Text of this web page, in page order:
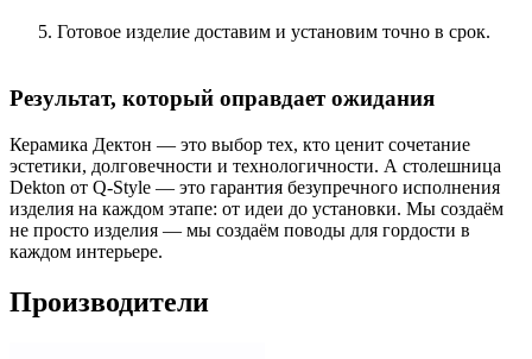
Готовое изделие доставим и установим точно в срок.
Результат, который оправдает ожидания
Керамика Дектон — это выбор тех, кто ценит сочетание
эстетики, долговечности и технологичности. А столешница
Dekton от Q-Style — это гарантия безупречного исполнения
изделия на каждом этапе: от идеи до установки. Мы создаём
не просто изделия — мы создаём поводы для гордости в
каждом интерьере.
Производители